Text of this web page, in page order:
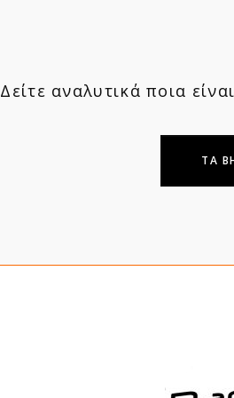
Δείτε αναλυτικά ποια
ΤΑ